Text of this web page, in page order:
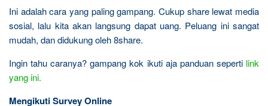
Ini adalah cara yang paling gampang. Cukup share lewat media
sosial, lalu kita akan langsung dapat uang. Peluang ini sangat
mudah, dan didukung oleh 8share.
Ingin tahu caranya? gampang kok ikuti aja panduan seperti link
yang ini.
Mengikuti Survey Online